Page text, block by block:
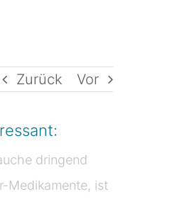
Zurück Vor
dringend
Medikamente, ist